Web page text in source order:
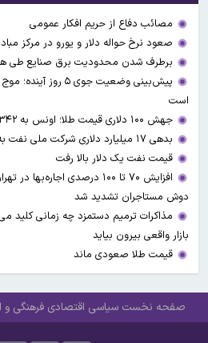
مصائب دفاع از حریم افکار عمومی
صعود نرخ حواله دلار و یورو در مرکز
برطرف شدن محدودیت‌ برق صنایع طی
پیش‌بینی وضعیت جوی ۵
است
جهش ۱۰۰ دلاری قیمت طلا؛ اونس به ۴۳۴۲ دلار رسید
بدهی ۱۷ میلیارد دلاری شرکت ملی نفت به صندوق توسعه ملی
قیمت نفت یک دلار بالا رفت
افزایش ۷۰ تا ۱۰۰ درصدی
دوش مستاجران تشدید شد
مذاکرات ترمیم دستمزد چه زمانی
بازار واقعی بیرون بیاید
قیمت طلا صعودی ماند
صفحه نخست سیاسی اقتصادی فرهنگی و